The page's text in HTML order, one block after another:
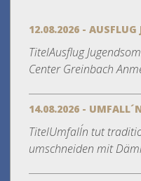
12.08.2026 - AUSFLUG
TitelAusflug
Center Greinbach
14.08.2026 -
TitelUmfall´n tut
umschneiden mit